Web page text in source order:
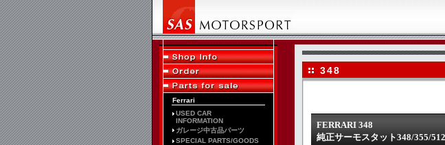
Ferrari
USED CAR
INFORMATION
ガレージ中古品パーツ
SPECIAL PARTS/GOODS
348
FERRARI 348
純正サーモスタット348/355/